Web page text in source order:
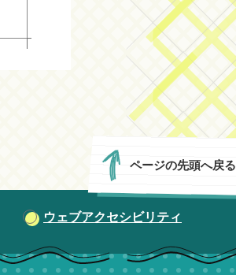
ページの先頭へ戻る
ウェブアクセシビリティ